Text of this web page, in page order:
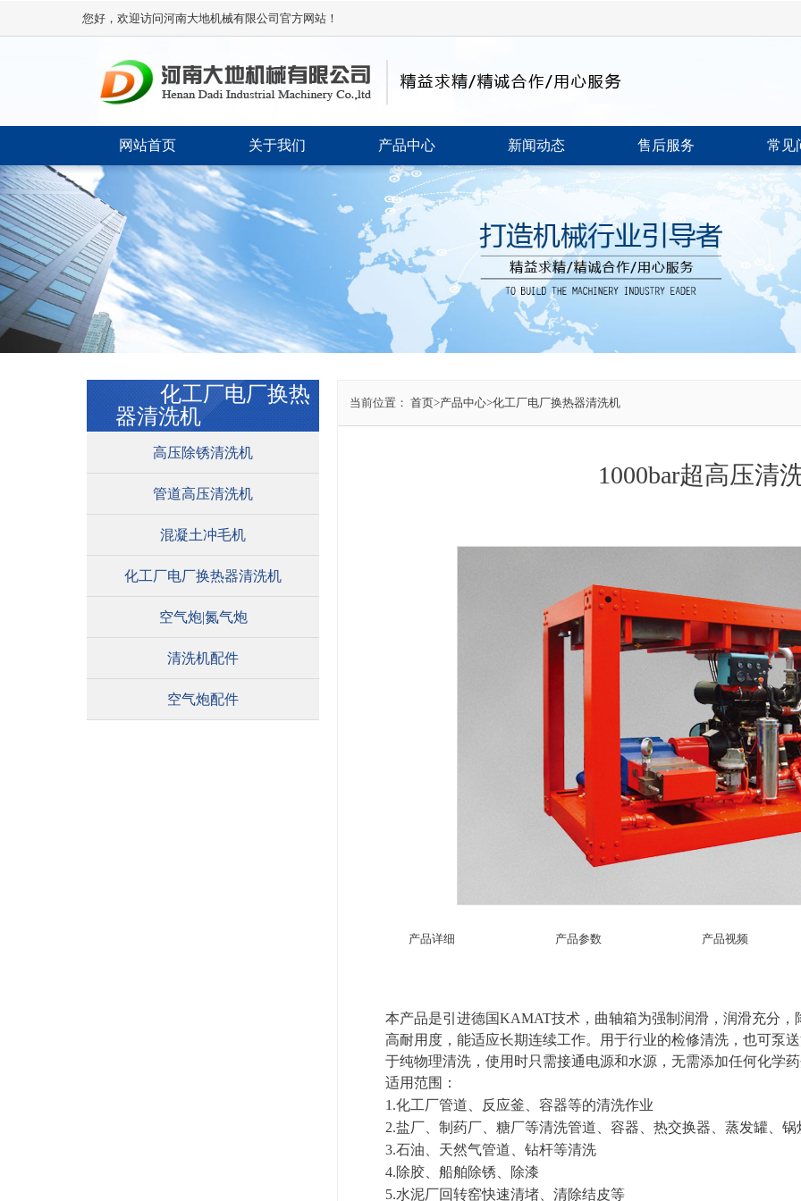
您好，欢迎访问河南大地机械有限公司官方网站！
网站首页 关于我们 产品中心 新闻动态 售后服务 常见
化工厂电厂换热
器清洗机
高压除锈清洗机
管道高压清洗机
混凝土冲毛机
化工厂电厂换热器清洗机
空气炮|氮气炮
清洗机配件
空气炮配件
当前位置： 首页>产品中心>化工厂电厂换热器清洗机
1000bar超高压清
产品详细 产品参数 产品视频
本产品是引进德国KAMAT技术，曲轴箱为强制润滑，润滑充分，
高耐用度，能适应长期连续工作。用于行业的检修清洗，也可泵
于纯物理清洗，使用时只需接通电源和水源，无需添加任何化学
适用范围：
1.化工厂管道、反应釜、容器等的清洗作业
2.盐厂、制药厂、糖厂等清洗管道、容器、热交换器、蒸发罐、锅
3.石油、天然气管道、钻杆等清洗
4.除胶、船舶除锈、除漆
5.水泥厂回转窑快速清堵、清除结皮等